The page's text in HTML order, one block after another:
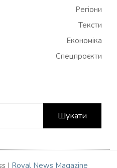
Регіони
Тексти
Економіка
Спецпроєкти
| Royal News Magazine